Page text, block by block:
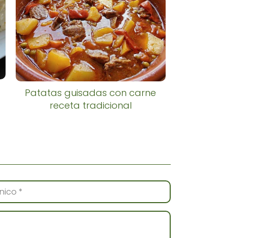
Patatas guisadas con carne
receta tradicional